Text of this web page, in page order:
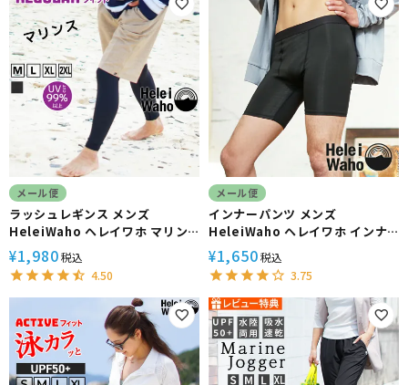
メール便
ラッシュレギンス メンズ
HeleiWaho ヘレイワホ マリン
ス UPF50+ UVカット サーフィ
ン
¥1,980税込
4.50
メール便
インナーパンツ メンズ
HeleiWaho ヘレイワホ インナ
ー ラッシュガード素材 ストレッ
チ
¥1,650税込
3.75